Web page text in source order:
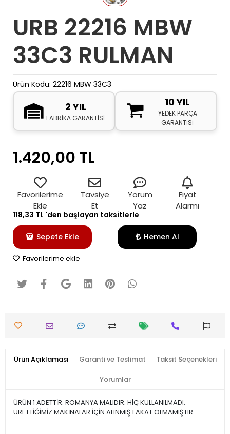
URB 22216 MBW
33C3 RULMAN
Ürün Kodu: 22216 MBW 33C3
2 YIL
FABRİKA GARANTİSİ
10 YIL
YEDEK PARÇA
GARANTİSİ
1.420,00 TL
Favorilerime
Ekle
Tavsiye
Et
Yorum
Yaz
Fiyat
Alarmı
118,33 TL 'den başlayan taksitlerle
Sepete Ekle Hemen Al
Favorilerime ekle
Ürün Açıklaması Garanti ve Teslimat Taksit Seçenekleri
Yorumlar
ÜRÜN 1 ADETTİR. ROMANYA MALIDIR. HİÇ KULLANILMADI.
ÜRETTİĞİMİZ MAKİNALAR İÇİN ALINMIŞ FAKAT OLMAMIŞTIR.